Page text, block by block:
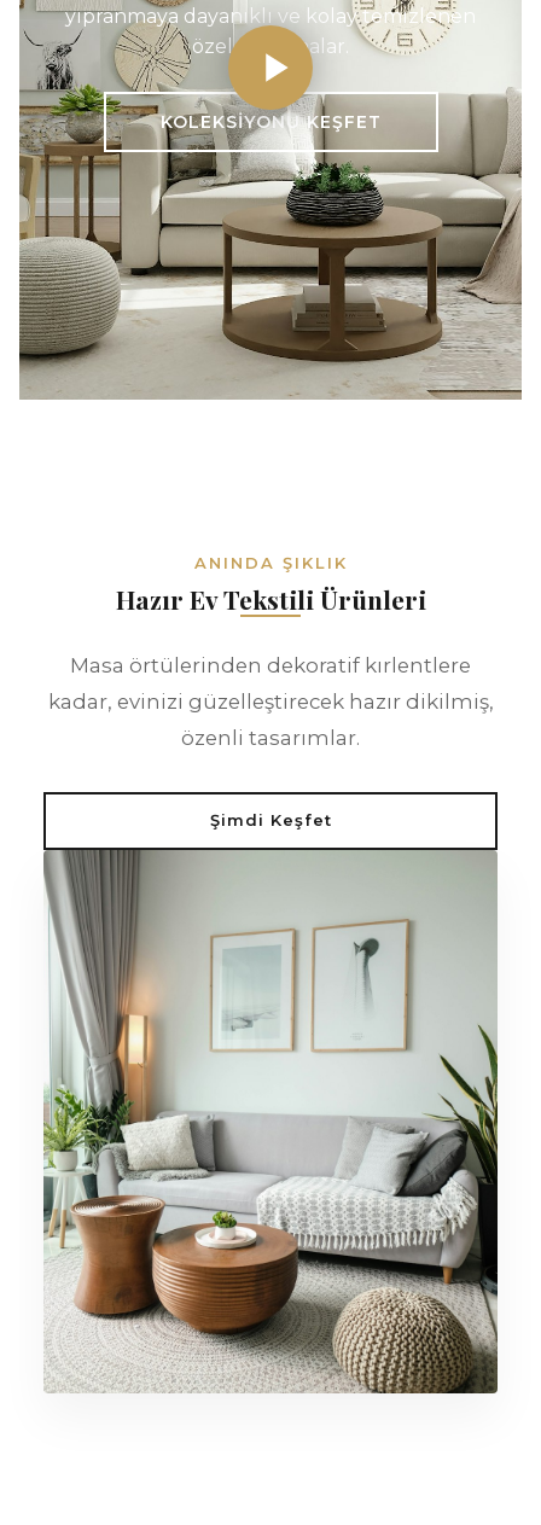
yıpranmaya dayanıklı ve kolay temizlenen
özel dokumalar.
KOLEKSIYONU KEŞFET
ANINDA ŞIKLIK
Hazır Ev Tekstili Ürünleri
Masa örtülerinden dekoratif kırlentlere
kadar, evinizi güzelleştirecek hazır dikilmiş,
özenli tasarımlar.
Şimdi Keşfet